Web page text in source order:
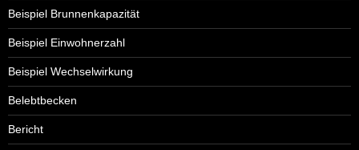
Beispiel Brunnenkapazität
Beispiel Einwohnerzahl
Beispiel Wechselwirkung
Belebtbecken
Bericht